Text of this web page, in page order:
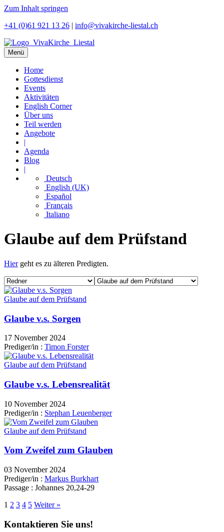
Zum Inhalt springen
+41 (0)61 921 13 26 | info@vivakirche-liestal.ch
Menü
Home
Gottesdienst
Events
Aktivitäten
English Corner
Über uns
Teil werden
Angebote
|
Agenda
Blog
|
Deutsch
English (UK)
Español
Français
Italiano
Glaube auf dem Prüfstand
Hiergeht es zu älteren Predigten.
Glaube auf dem Prüfstand
Glaube v.s. Sorgen
17 November 2024
Prediger/in : Timon Forster
Glaube auf dem Prüfstand
Glaube v.s. Lebensrealität
10 November 2024
Prediger/in : Stephan Leuenberger
Glaube auf dem Prüfstand
Vom Zweifel zum Glauben
03 November 2024
Prediger/in : Markus Burkhart
Passage : Johannes 20,24-29
1 2 3 4 5 Weiter »
Kontaktieren Sie uns!